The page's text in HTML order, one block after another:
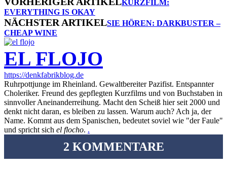
KURZFILM:
EVERYTHING IS OKAY
NÄCHSTER ARTIKELSIE HÖREN: DARKBUSTER –
CHEAP WINE
EL FLOJO
https://denkfabrikblog.de
Ruhrpottjunge im Rheinland. Gewaltbereiter Pazifist. Entspannter
Choleriker. Freund des gepflegten Kurzfilms und von Buchstaben in
sinnvoller Aneinanderreihung. Macht den Scheiß hier seit 2000 und
denkt nicht daran, es bleiben zu lassen. Warum auch? Ach ja, der
Name. Kommt aus dem Spanischen, bedeutet soviel wie "der Faule"
und spricht sich el flocho. .
2 KOMMENTARE